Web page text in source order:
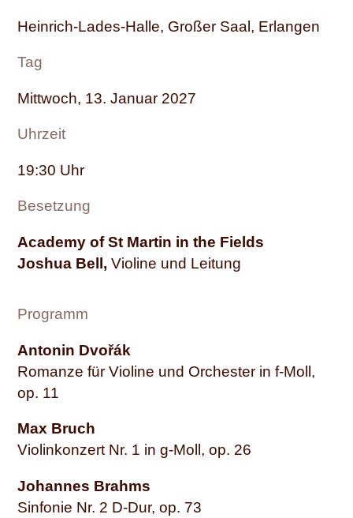
Heinrich-Lades-Halle, Großer Saal, Erlangen
Tag
Mittwoch, 13. Januar 2027
Uhrzeit
19:30
Besetzung
Academy of St Martin in the Fields
Joshua Bell, Violine und Leitung
Programm
Antonin Dvořák
Romanze für Violine und Orchester in f-Moll,
op. 11
Max Bruch
Violinkonzert Nr. 1 in g-Moll, op. 26
Johannes Brahms
Sinfonie Nr. 2 D-Dur, op. 73